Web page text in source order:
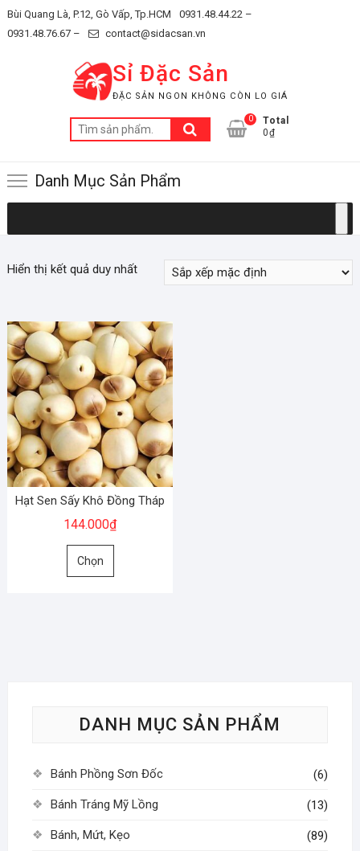
Skip
to
Bùi Quang Là, P.12, Gò Vấp, Tp.HCM
0931.48.44.22 –
0931.48.76.67 –
contact@sidacsan.vn
Sỉ Đặc Sản
ĐẶC SẢN NGON KHÔNG CÒN LO GIÁ
Tìm
kiếm:
0
Total
0₫
Danh Mục Sản Phẩm
Hiển thị kết quả duy nhất
Hạt Sen Sấy Khô Đồng Tháp
144.000₫
Chọn
Sản
chọn
được
chọn
trang
DANH MỤC SẢN PHẨM
Bánh Phồng Sơn Đốc (6)
Bánh Tráng Mỹ Lồng (13)
Bánh, Mứt, Kẹo (89)